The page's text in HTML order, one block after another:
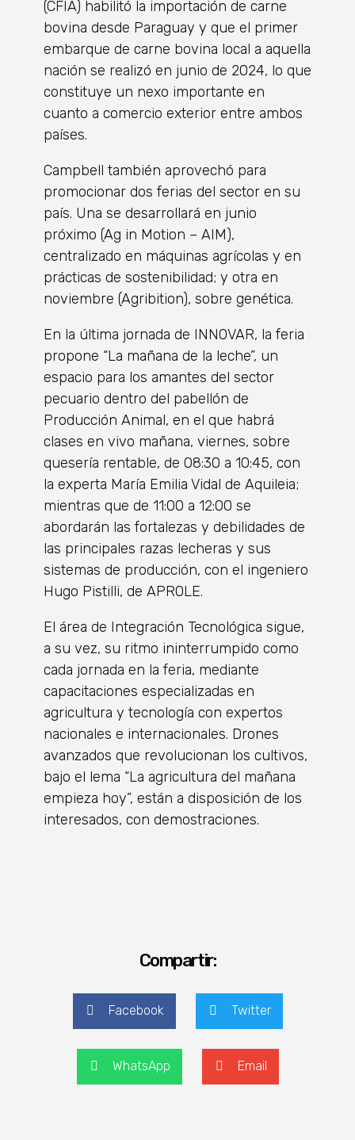
(CFIA) habilitó la importación de carne
bovina desde Paraguay y que el primer
embarque de carne bovina local a aquella
nación se realizó en junio de 2024, lo que
constituye un nexo importante en
cuanto a comercio exterior entre ambos
países.
Campbell también aprovechó para
promocionar dos ferias del sector en su
país. Una se desarrollará en junio
próximo (Ag in Motion – AIM),
centralizado en máquinas agrícolas y en
prácticas de sostenibilidad; y otra en
noviembre (Agribition), sobre genética.
En la última jornada de INNOVAR, la feria
propone “La mañana de la leche”, un
espacio para los amantes del sector
pecuario dentro del pabellón de
Producción Animal, en el que habrá
clases en vivo mañana, viernes, sobre
quesería rentable, de 08:30 a 10:45, con
la experta María Emilia Vidal de Aquileia;
mientras que de 11:00 a 12:00 se
abordarán las fortalezas y debilidades de
las principales razas lecheras y sus
sistemas de producción, con el ingeniero
Hugo Pistilli, de APROLE.
El área de Integración Tecnológica sigue,
a su vez, su ritmo ininterrumpido como
cada jornada en la feria, mediante
capacitaciones especializadas en
agricultura y tecnología con expertos
nacionales e internacionales. Drones
avanzados que revolucionan los cultivos,
bajo el lema “La agricultura del mañana
empieza hoy”, están a disposición de los
interesados, con demostraciones.
Compartir:
Facebook Twitter
WhatsApp Email